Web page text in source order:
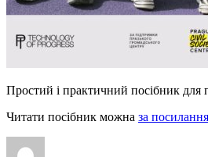
Простий і практичний посібник для
Читати посібник можна за